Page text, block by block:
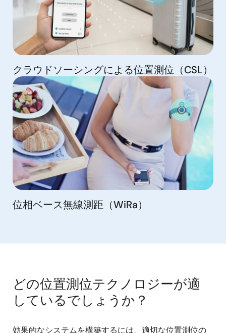
クラウドソーシングによる位置測位（CSL）
位相ベース無線測距（WiRa）
どの位置測位テクノロジーが適
しているでしょうか？
効果的なシステムを構築するには、適切な位置測位の